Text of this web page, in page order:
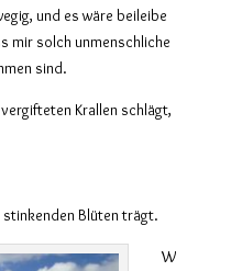
und es wäre beileibe
mir solch unmenschliche
sind.
Krallen schlägt,
stinkenden Blüten trägt.
W